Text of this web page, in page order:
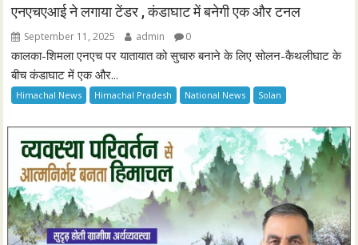
एनएचएआई ने लगाया टेंडर , कंडाघाट में बनेगी एक और टनल
September 11, 2025 admin 0
कालका-शिमला एनएच पर यातायात को सुचारु बनाने के लिए सोलन-कैथलीघाट के
बीच कंडाघाट में एक और...
Himachal News Himachal Pradesh National News Solan